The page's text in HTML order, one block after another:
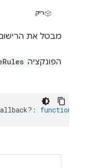
ריק
מבטל את
הפונקציה
: function